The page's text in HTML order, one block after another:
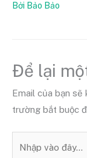
Bởi Bảo Bảo
Để lại
Email của bạn sẽ
trường bắt buộc